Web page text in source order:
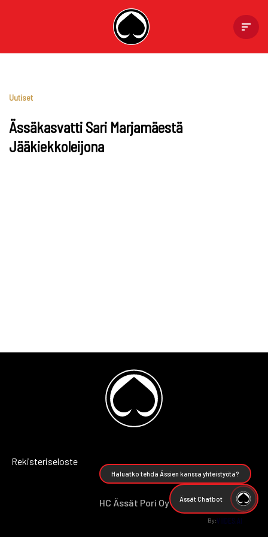
Ässäkasvatti Sari Marjamäestä
Jääkiekkoleijona
Uutiset
Rekisteriseloste
HC Ässät Pori Oy
Haluatko tehdä Ässien kanssa yhteistyötä?
Ässät Chatbot
By: